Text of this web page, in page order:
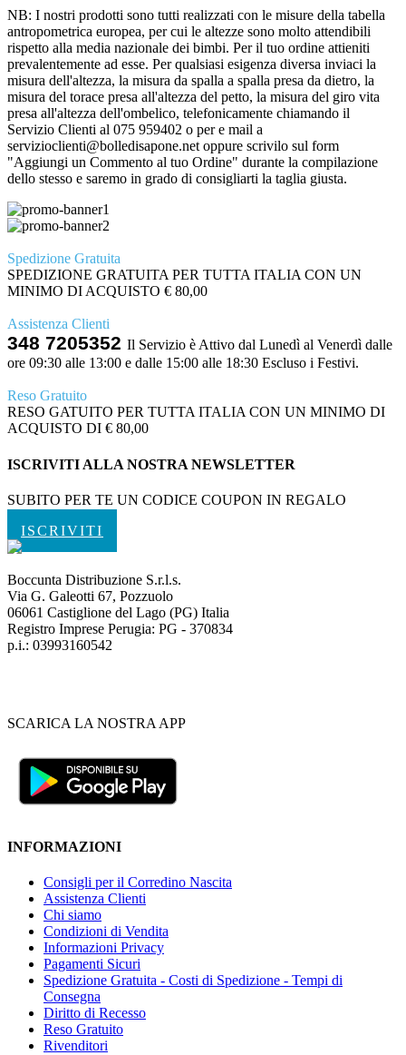
NB: I nostri prodotti sono tutti realizzati con le misure della tabella
antropometrica europea, per cui le altezze sono molto attendibili
rispetto alla media nazionale dei bimbi. Per il tuo ordine attieniti
prevalentemente ad esse. Per qualsiasi esigenza diversa inviaci la
misura dell'altezza, la misura da spalla a spalla presa da dietro, la
misura del torace presa all'altezza del petto, la misura del giro vita
presa all'altezza dell'ombelico, telefonicamente chiamando il
Servizio Clienti al 075 959402 o per e mail a
servizioclienti@bolledisapone.net oppure scrivilo sul form
"Aggiungi un Commento al tuo Ordine" durante la compilazione
dello stesso e saremo in grado di consigliarti la taglia giusta.
Spedizione Gratuita
SPEDIZIONE GRATUITA PER TUTTA ITALIA CON UN
MINIMO DI ACQUISTO € 80,00
Assistenza Clienti
348 7205352 Il Servizio è Attivo dal Lunedì al Venerdì dalle
ore 09:30 alle 13:00 e dalle 15:00 alle 18:30 Escluso i Festivi.
Reso Gratuito
RESO GATUITO PER TUTTA ITALIA CON UN MINIMO DI
ACQUISTO DI € 80,00
ISCRIVITI ALLA NOSTRA NEWSLETTER
SUBITO PER TE UN CODICE COUPON IN REGALO
ISCRIVITI
Boccunta Distribuzione S.r.l.s.
Via G. Galeotti 67, Pozzuolo
06061 Castiglione del Lago (PG) Italia
Registro Imprese Perugia: PG - 370834
p.i.: 03993160542
SCARICA LA NOSTRA APP
INFORMAZIONI
Consigli per il Corredino Nascita
Assistenza Clienti
Chi siamo
Condizioni di Vendita
Informazioni Privacy
Pagamenti Sicuri
Spedizione Gratuita - Costi di Spedizione - Tempi di
Consegna
Diritto di Recesso
Reso Gratuito
Rivenditori